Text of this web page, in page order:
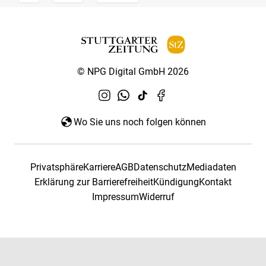
© NPG Digital GmbH 2026
Wo Sie uns noch folgen können
PrivatsphäreKarriereAGBDatenschutzMediadaten
Erklärung zur BarrierefreiheitKündigungKontakt
ImpressumWiderruf